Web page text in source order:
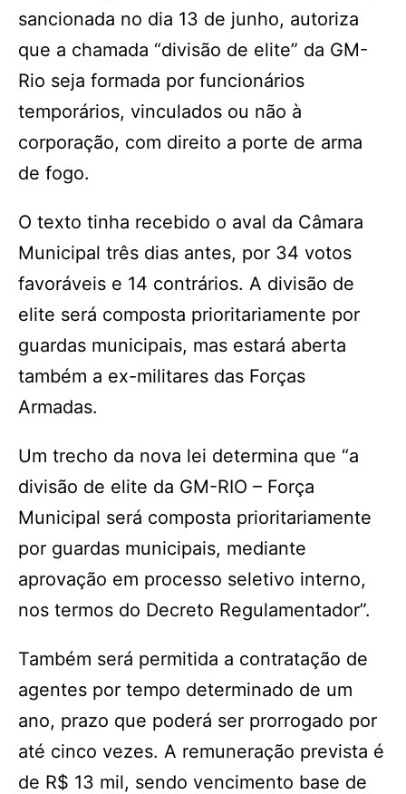
sancionada no dia 13 de junho, autoriza
que a chamada “divisão de elite” da GM-
Rio seja formada por funcionários
temporários, vinculados ou não à
corporação, com direito a porte de arma
de fogo.
O texto tinha recebido o aval da Câmara
Municipal três dias antes, por 34 votos
favoráveis e 14 contrários. A divisão de
elite será composta prioritariamente por
guardas municipais, mas estará aberta
também a ex-militares das Forças
Armadas.
Um trecho da nova lei determina que “a
divisão de elite da GM-RIO – Força
Municipal será composta prioritariamente
por guardas municipais, mediante
aprovação em processo seletivo interno,
nos termos do Decreto Regulamentador”.
Também será permitida a contratação de
agentes por tempo determinado de um
ano, prazo que poderá ser prorrogado por
até cinco vezes. A remuneração prevista é
de R$ 13 mil, sendo vencimento base de